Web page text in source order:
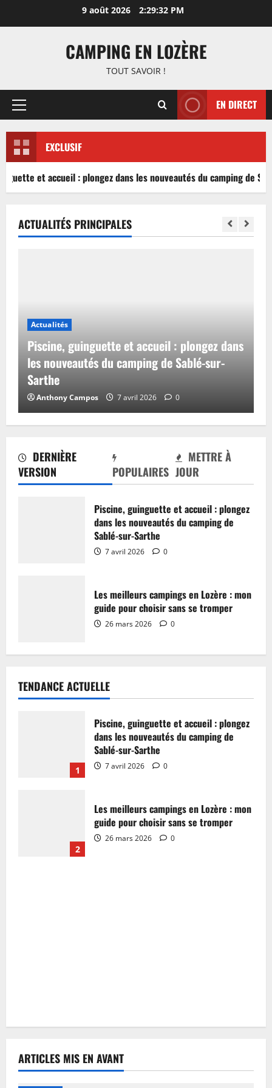
9 août 2026 2:29:32 PM
CAMPING EN LOZÈRE
TOUT SAVOIR !
Menu
EN DIRECT
EXCLUSIF
et accueil : plongez dans les nouveautés du camping de
DERNIÈRE
VERSION
POPULAIRES
METTRE À
JOUR
Piscine, guinguette et accueil : plongez
dans les nouveautés du camping de
Sablé-sur-Sarthe
7 avril 2026 0
Les meilleurs campings en Lozère : mon
guide pour choisir sans se tromper
26 mars 2026 0
ACTUALITÉS PRINCIPALES
Actualités
Piscine, guinguette et accueil : plongez dans
les nouveautés du camping de Sablé-sur-
Sarthe
Anthony Campos 7 avril 2026 0
TENDANCE ACTUELLE
1
Piscine, guinguette et accueil : plongez
dans les nouveautés du camping de
Sablé-sur-Sarthe
7 avril 2026 0
2
Les meilleurs campings en Lozère : mon
guide pour choisir sans se tromper
26 mars 2026 0
ARTICLES MIS EN AVANT